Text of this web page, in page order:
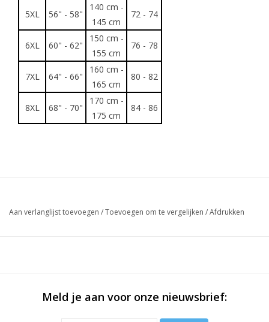
5XL 56" - 58"
140 cm -
145 cm
72 - 74
6XL 60" - 62"
150 cm -
155 cm
76 - 78
7XL 64" - 66"
160 cm -
165 cm
80 - 82
8XL 68" - 70"
170 cm -
175 cm
84 - 86
Aan verlanglijst toevoegen /Toevoegen om te vergelijken /Afdrukken
Meld je aan voor onze nieuwsbrief: